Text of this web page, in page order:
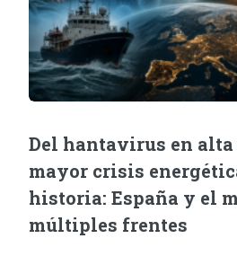
Del hantavirus en alta
mayor crisis
historia: España y el
múltiples frentes